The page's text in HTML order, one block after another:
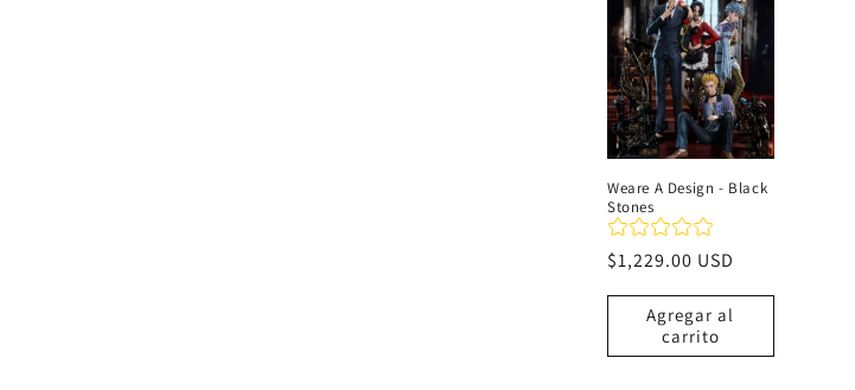
c
c
i
ó
n
:
Weare A Design - Black
Stones
Precio
$1,229.00 USD
Agregar al
carrito